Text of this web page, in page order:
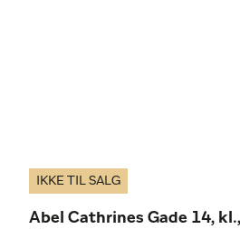
IKKE TIL SALG
Abel Cathrines Gade 14,